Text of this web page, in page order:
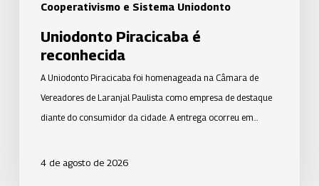
Cooperativismo e Sistema Uniodonto
Uniodonto Piracicaba é
reconhecida
A Uniodonto Piracicaba foi homenageada na Câmara de
Vereadores de Laranjal Paulista como empresa de destaque
diante do consumidor da cidade. A entrega ocorreu em…
4 de agosto de 2026